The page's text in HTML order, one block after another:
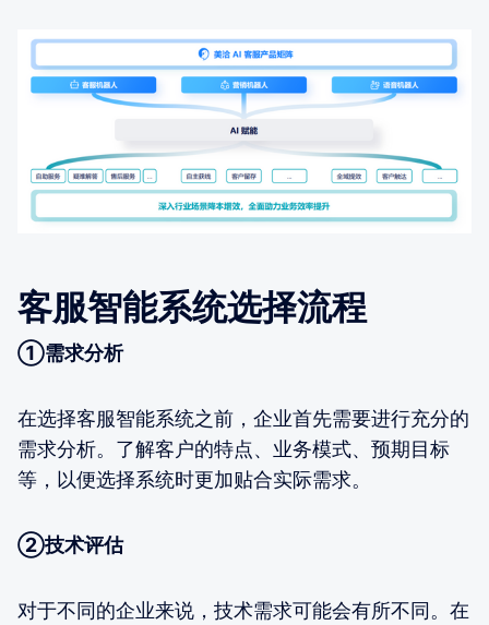
客服智能系统选择流程
①需求分析
在选择客服智能系统之前，企业首先需要进行充分的
需求分析。了解客户的特点、业务模式、预期目标
等，以便选择系统时更加贴合实际需求。
②技术评估
对于不同的企业来说，技术需求可能会有所不同。在